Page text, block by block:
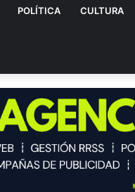
POLÍTICA CULTURA